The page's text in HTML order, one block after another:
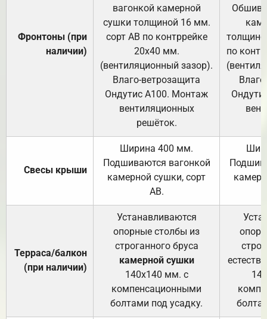
Фронтоны (при
наличии)
вагонкой камерной
сушки толщиной 16 мм.
сорт АВ по контррейке
20х40 мм.
(вентиляционный зазор).
Влаго-ветрозащита
Ондутис А100. Монтаж
вентиляционных
решёток.
по
Свесы крыши
Ширина 400 мм.
Подшиваются вагонкой
камерной сушки, сорт
АВ.
Терраса/балкон
(при наличии)
Устанавливаются
опорные столбы из
строганного бруса
камерной сушки
140х140 мм. с
компенсационными
болтами под усадку.